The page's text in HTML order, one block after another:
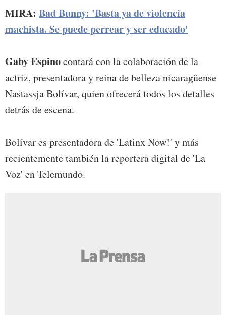
MIRA: Bad Bunny: 'Basta ya de violencia
machista. Se puede perrear y ser educado'
Gaby Espinocontará con la colaboración de la
actriz, presentadora y reina de belleza nicaragüense
Nastassja Bolívar, quien ofrecerá todos los detalles
detrás de escena.
Bolívar es presentadora de 'Latinx Now!' y más
recientemente también la reportera digital de 'La
Voz' en Telemundo.